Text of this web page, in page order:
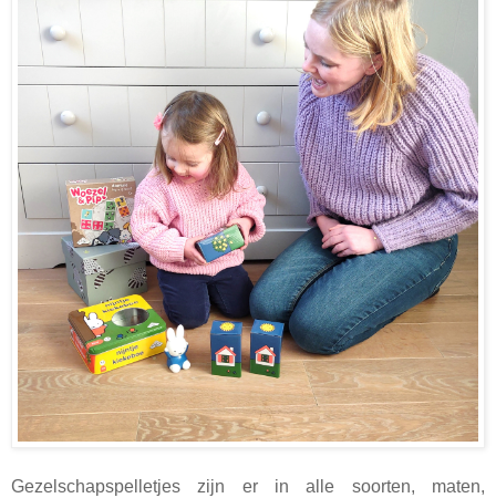
Gezelschapspelletjes zijn er in alle soorten, maten,